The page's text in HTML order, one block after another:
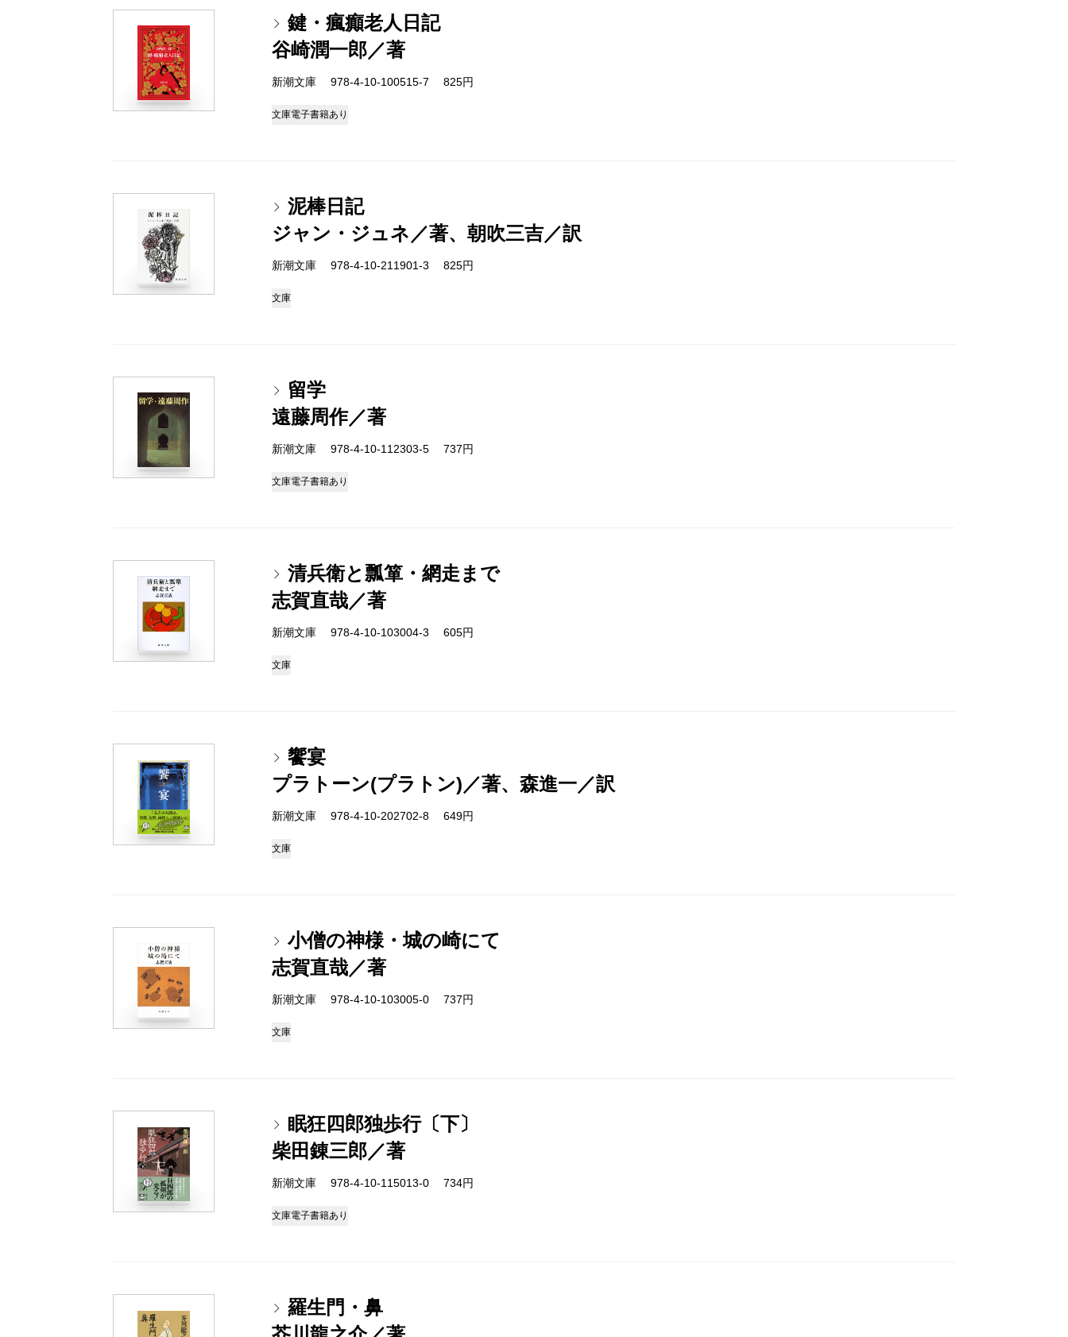
鍵・瘋癲老人日記
谷崎潤一郎／著
新潮文庫 978-4-10-100515-7 825円
文庫電子書籍あり
泥棒日記
ジャン・ジュネ／著、朝吹三吉／訳
新潮文庫 978-4-10-211901-3 825円
文庫
留学
遠藤周作／著
新潮文庫 978-4-10-112303-5 737円
文庫電子書籍あり
清兵衛と瓢箪・網走まで
志賀直哉／著
新潮文庫 978-4-10-103004-3 605円
文庫
饗宴
プラトーン(プラトン)／著、森進一／訳
新潮文庫 978-4-10-202702-8 649円
文庫
小僧の神様・城の崎にて
志賀直哉／著
新潮文庫 978-4-10-103005-0 737円
文庫
眠狂四郎独歩行〔下〕
柴田錬三郎／著
新潮文庫 978-4-10-115013-0 734円
文庫電子書籍あり
羅生門・鼻